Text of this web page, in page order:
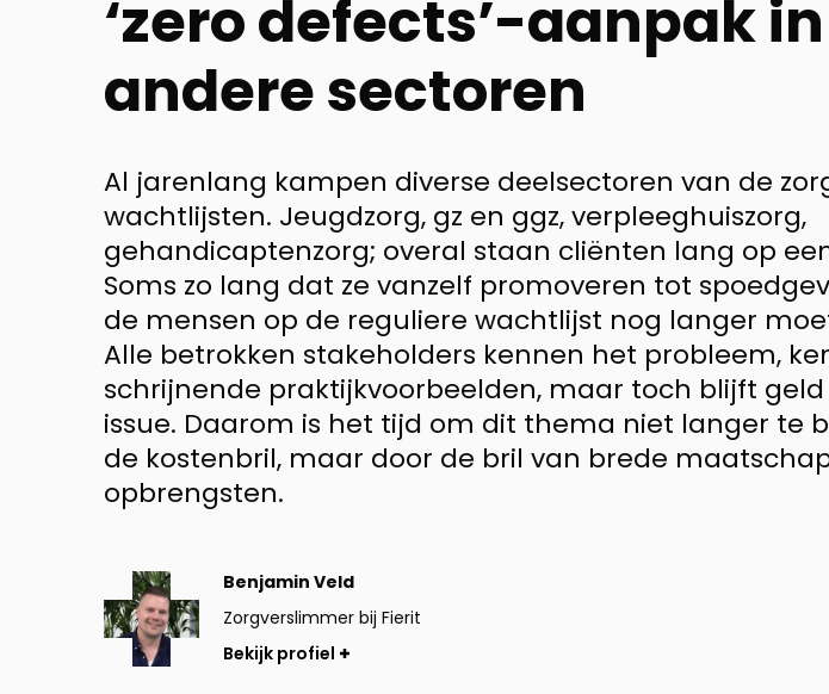
‘zero defects’-aanpak in
andere sectoren
Al jarenlang kampen diverse deelsectoren van de
wachtlijsten. Jeugdzorg, gz en ggz, verpleeghuiszorg,
gehandicaptenzorg; overal staan cliënten lang op
Soms zo lang dat ze vanzelf promoveren tot
de mensen op de reguliere wachtlijst nog langer
Alle betrokken stakeholders kennen het probleem,
schrijnende praktijkvoorbeelden, maar toch blijft
issue. Daarom is het tijd om dit thema niet langer te
de kostenbril, maar door de bril van brede
opbrengsten.
Benjamin Veld
Zorgverslimmer bij Fierit
Bekijk
profiel
Bekijk profiel